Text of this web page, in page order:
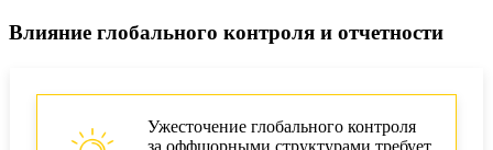
Влияние глобального контроля и отчетности
Ужесточение глобального контроля
за оффшорными структурами требует